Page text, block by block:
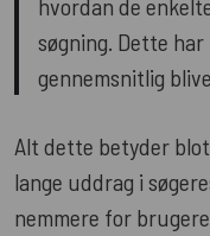
hvordan de
søgning. Dette
gennemsnitlig
Alt dette betyder
lange uddrag i
nemmere for